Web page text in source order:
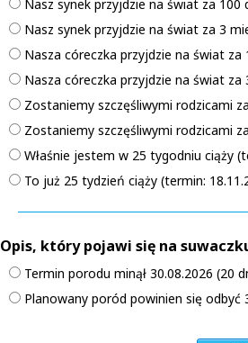
Nasz synek przyjdzie na świat za 100
Nasz synek przyjdzie na świat za 3
Nasza córeczka przyjdzie na świat za
Nasza córeczka przyjdzie na świat za
Zostaniemy szczęśliwymi rodzicami
Zostaniemy szczęśliwymi rodzicami
Właśnie jestem w 25 tygodniu ciąży
To już 25 tydzień ciąży (termin:
Opis, który pojawi się na
Termin porodu minął 30.08.2026 (20
Planowany poród powinien się odbyć